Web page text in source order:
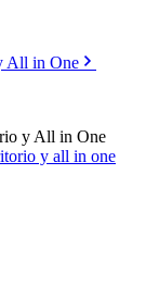
All in One
y All in One
y all in one